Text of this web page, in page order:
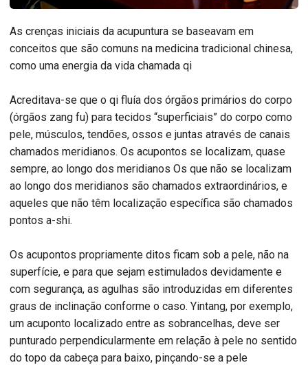
As crenças iniciais da acupuntura se baseavam em
conceitos que são comuns na medicina tradicional chinesa,
como uma energia da vida chamada qi
Acreditava-se que o qi fluía dos órgãos primários do corpo
(órgãos zang fu) para tecidos “superficiais” do corpo como
pele, músculos, tendões, ossos e juntas através de canais
chamados meridianos. Os acupontos se localizam, quase
sempre, ao longo dos meridianos Os que não se localizam
ao longo dos meridianos são chamados extraordinários, e
aqueles que não têm localização específica são chamados
pontos a-shi.
Os acupontos propriamente ditos ficam sob a pele, não na
superfície, e para que sejam estimulados devidamente e
com segurança, as agulhas são introduzidas em diferentes
graus de inclinação conforme o caso. Yintang, por exemplo,
um acuponto localizado entre as sobrancelhas, deve ser
punturado perpendicularmente em relação à pele no sentido
do topo da cabeça para baixo, pinçando-se a pele